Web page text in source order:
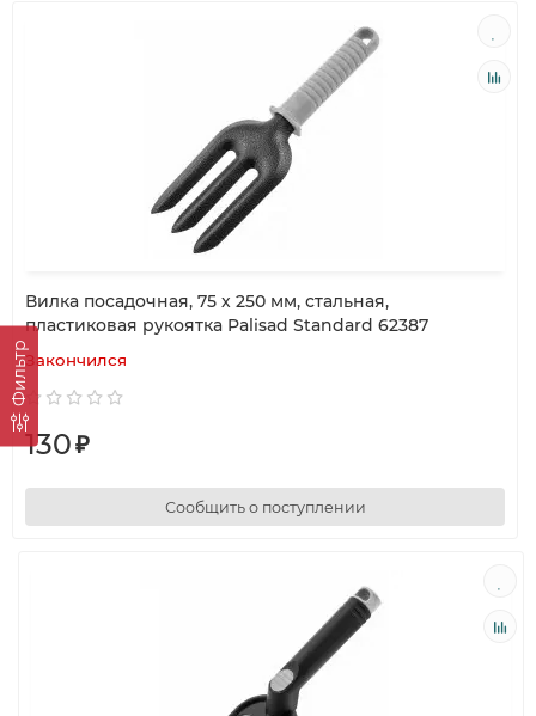
Фильтр
Вилка посадочная, 75 х 250 мм, стальная,
пластиковая рукоятка Palisad Standard 62387
Закончился
130₽
Сообщить о поступлении